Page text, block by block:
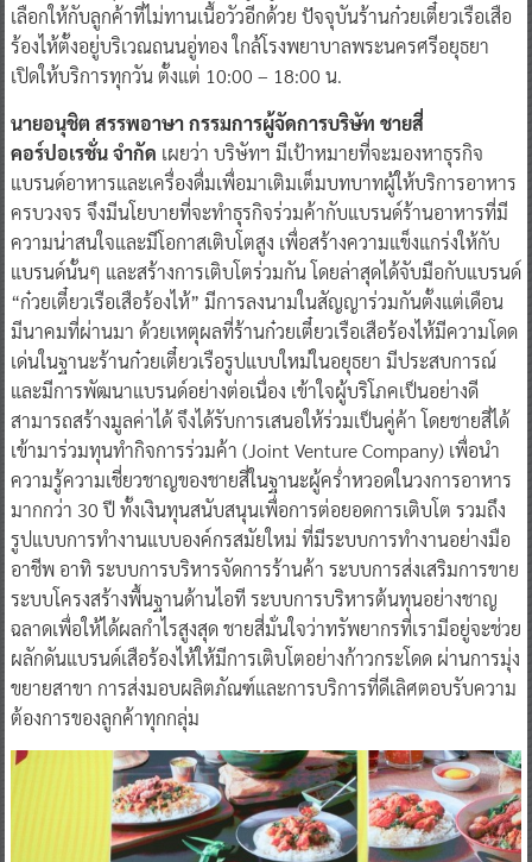
เลือกให้กับลูกค้าที่ไม่ทานเนื้อวัวอีกด้วย ปัจจุบันร้านก๋วยเตี๋ยวเรือเสือ
ร้องไห้ตั้งอยู่บริเวณถนนอู่ทอง ใกล้โรงพยาบาลพระนครศรีอยุธยา
เปิดให้บริการทุกวัน ตั้งแต่ 10:00 – 18:00 น.
นายอนุชิต สรรพอาษา กรรมการผู้จัดการบริษัท ชายสี่
คอร์ปอเรชั่น จำกัด เผยว่า บริษัทฯ มีเป้าหมายที่จะมองหาธุรกิจ
แบรนด์อาหารและเครื่องดื่มเพื่อมาเติมเต็มบทบาทผู้ให้บริการอาหาร
ครบวงจร จึงมีนโยบายที่จะทำธุรกิจร่วมค้ากับแบรนด์ร้านอาหารที่มี
ความน่าสนใจและมีโอกาสเติบโตสูง เพื่อสร้างความแข็งแกร่งให้กับ
แบรนด์นั้นๆ และสร้างการเติบโตร่วมกัน โดยล่าสุดได้จับมือกับแบรนด์
“ก๋วยเตี๋ยวเรือเสือร้องไห้” มีการลงนามในสัญญาร่วมกันตั้งแต่เดือน
มีนาคมที่ผ่านมา ด้วยเหตุผลที่ร้านก๋วยเตี๋ยวเรือเสือร้องไห้มีความโดด
เด่นในฐานะร้านก๋วยเตี๋ยวเรือรูปแบบใหม่ในอยุธยา มีประสบการณ์
และมีการพัฒนาแบรนด์อย่างต่อเนื่อง เข้าใจผู้บริโภคเป็นอย่างดี
สามารถสร้างมูลค่าได้ จึงได้รับการเสนอให้ร่วมเป็นคู่ค้า โดยชายสี่ได้
เข้ามาร่วมทุนทำกิจการร่วมค้า (Joint Venture Company) เพื่อนำ
ความรู้ความเชี่ยวชาญของชายสี่ในฐานะผู้คร่ำหวอดในวงการอาหาร
มากกว่า 30 ปี ทั้งเงินทุนสนับสนุนเพื่อการต่อยอดการเติบโต รวมถึง
รูปแบบการทำงานแบบองค์กรสมัยใหม่ ที่มีระบบการทำงานอย่างมือ
อาชีพ อาทิ ระบบการบริหารจัดการร้านค้า ระบบการส่งเสริมการขาย
ระบบโครงสร้างพื้นฐานด้านไอที ระบบการบริหารต้นทุนอย่างชาญ
ฉลาดเพื่อให้ได้ผลกำไรสูงสุด ชายสี่มั่นใจว่าทรัพยากรที่เรามีอยู่จะช่วย
ผลักดันแบรนด์เสือร้องไห้ให้มีการเติบโตอย่างก้าวกระโดด ผ่านการมุ่ง
ขยายสาขา การส่งมอบผลิตภัณฑ์และการบริการที่ดีเลิศตอบรับความ
ต้องการของลูกค้าทุกกลุ่ม